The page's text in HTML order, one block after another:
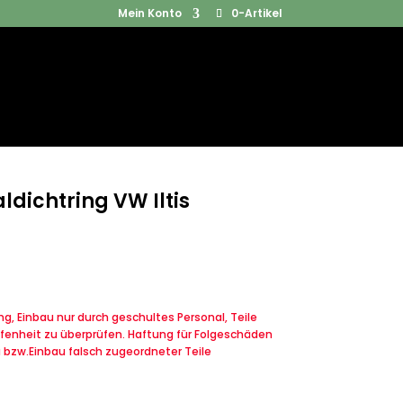
Mein Konto 0-Artikel
Products
VW Iltis
Einbau nur durch geschultes Personal, Teile
zu überprüfen. Haftung für Folgeschäden
falsch zugeordneter Teile